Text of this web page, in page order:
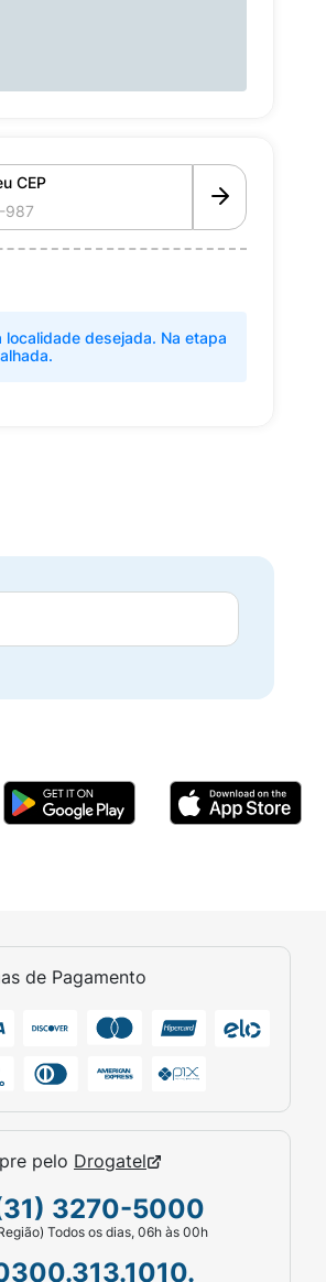
CEP
desejada. Na etapa
de Pagamento
pelo Drogatel
3270-5000
Todos os dias, 06h às 00h